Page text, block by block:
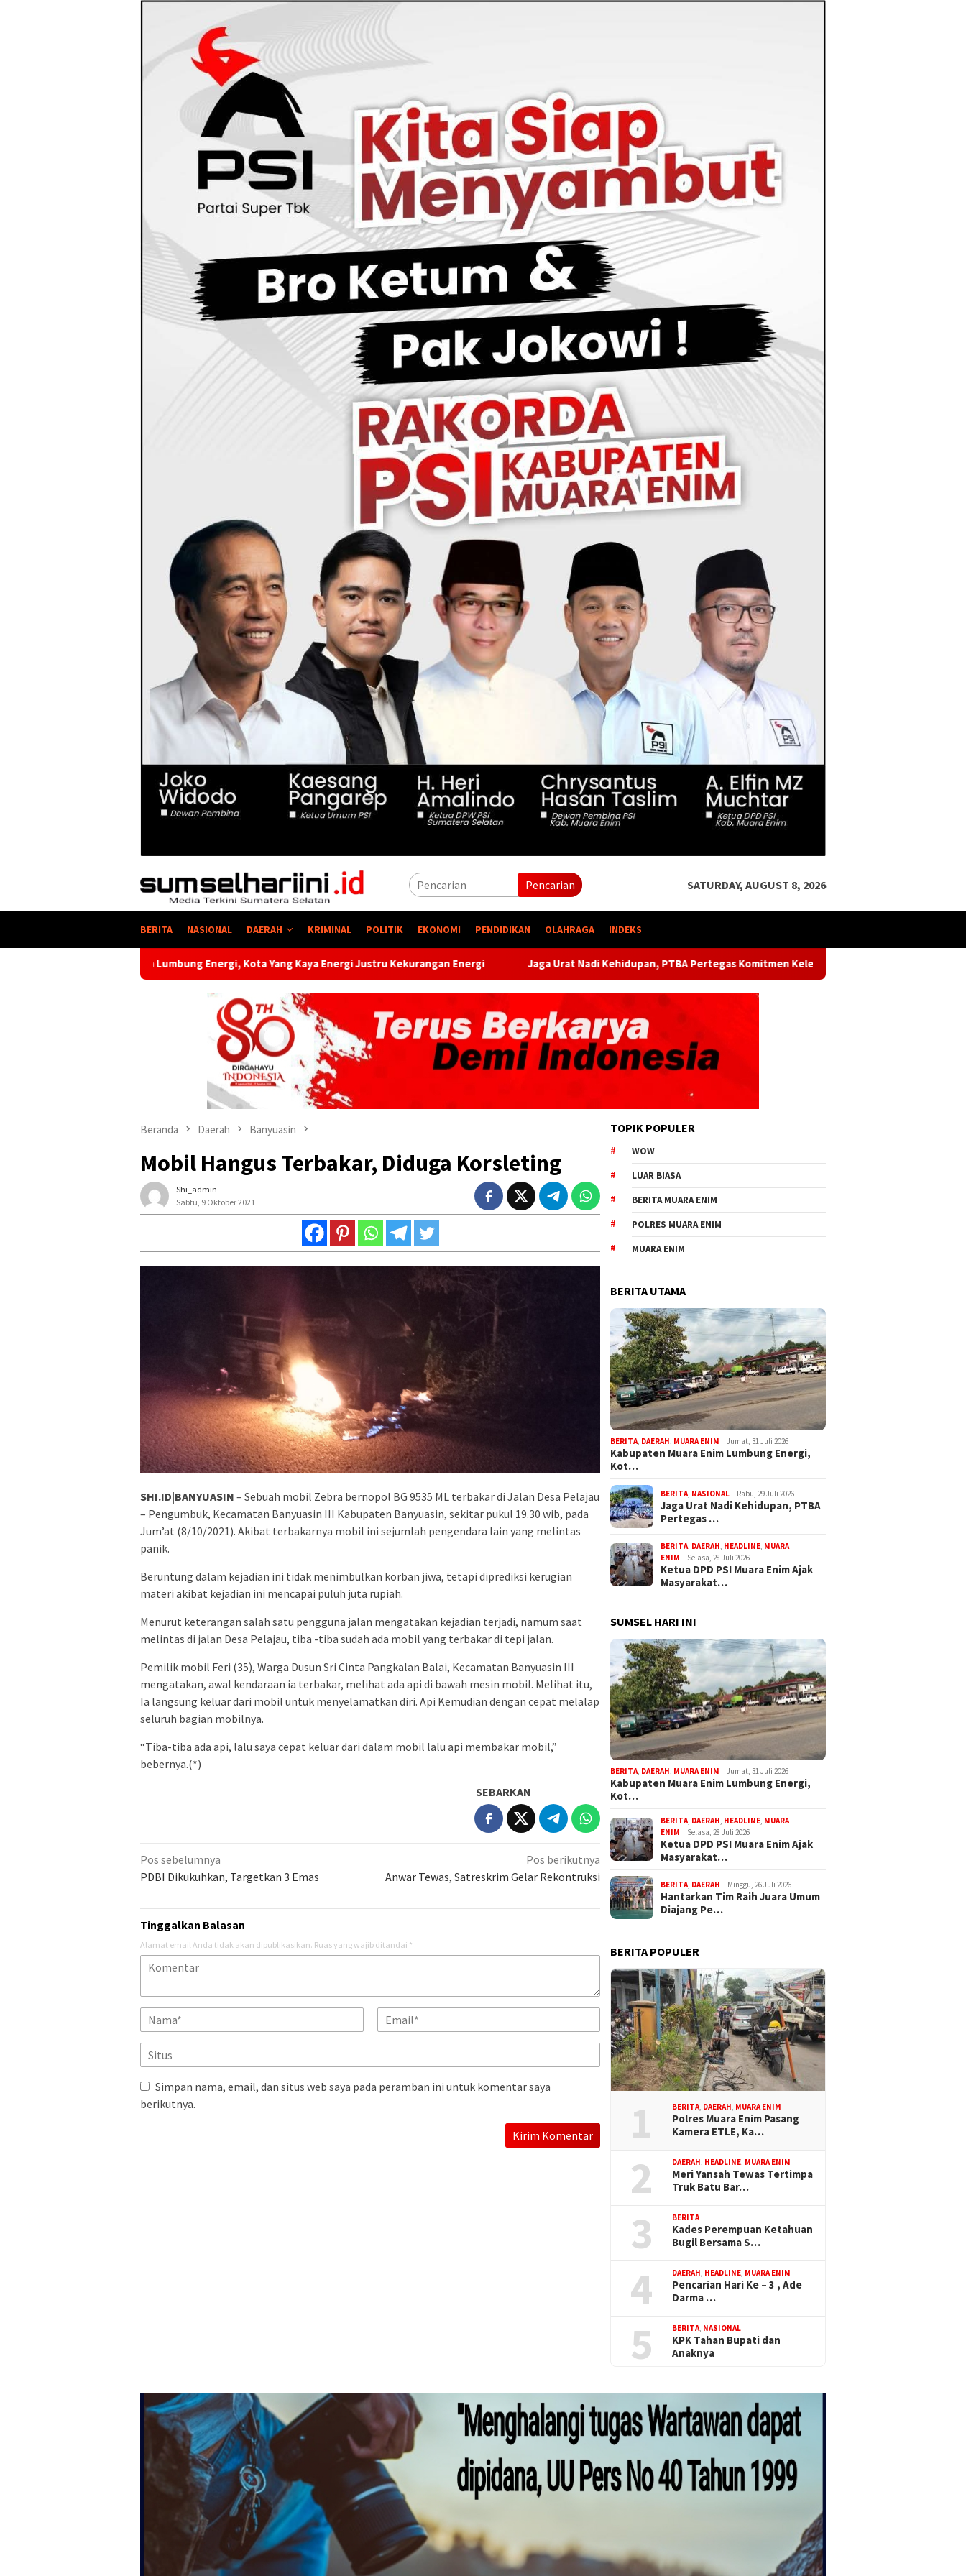
Pencarian SATURDAY, AUGUST 8, 2026
BERITA NASIONAL DAERAH KRIMINAL POLITIK EKONOMI PENDIDIKAN OLAHRAGA INDEKS
Enim Lumbung Energi, Kota Yang Kaya Energi Justru Kekurangan Energi Jaga Urat Nadi Kehidupan, PTBA Pertegas Komitmen Kelestarian Sungai dalam Konferensi Sungai Indonesia
Beranda Daerah Banyuasin
Mobil Hangus Terbakar, Diduga Korsleting
Shi_admin
Sabtu, 9 Oktober 2021
SHI.ID|BANYUASIN – Sebuah mobil Zebra bernopol BG 9535 ML terbakar di Jalan Desa Pelajau
– Pengumbuk, Kecamatan Banyuasin III Kabupaten Banyuasin, sekitar pukul 19.30 wib, pada
Jum’at (8/10/2021). Akibat terbakarnya mobil ini sejumlah pengendara lain yang melintas
panik.
Beruntung dalam kejadian ini tidak menimbulkan korban jiwa, tetapi diprediksi kerugian
materi akibat kejadian ini mencapai puluh juta rupiah.
Menurut keterangan salah satu pengguna jalan mengatakan kejadian terjadi, namum saat
melintas di jalan Desa Pelajau, tiba -tiba sudah ada mobil yang terbakar di tepi jalan.
Pemilik mobil Feri (35), Warga Dusun Sri Cinta Pangkalan Balai, Kecamatan Banyuasin III
mengatakan, awal kendaraan ia terbakar, melihat ada api di bawah mesin mobil. Melihat itu,
Ia langsung keluar dari mobil untuk menyelamatkan diri. Api Kemudian dengan cepat melalap
seluruh bagian mobilnya.
“Tiba-tiba ada api, lalu saya cepat keluar dari dalam mobil lalu api membakar mobil,”
bebernya.(*)
SEBARKAN
Navigasi
pos
Pos sebelumnya
PDBI Dikukuhkan, Targetkan 3 Emas
Pos berikutnya
Anwar Tewas, Satreskrim Gelar Rekontruksi
Tinggalkan Balasan
Alamat email Anda tidak akan dipublikasikan. Ruas yang wajib ditandai *
Simpan nama, email, dan situs web saya pada peramban ini untuk komentar saya
berikutnya.
TOPIK POPULER
WOW
LUAR BIASA
BERITA MUARA ENIM
POLRES MUARA ENIM
MUARA ENIM
BERITA UTAMA
BERITA DAERAH MUARA ENIM Jumat, 31 Juli 2026
Kabupaten Muara Enim Lumbung Energi,
Kot…
BERITA NASIONAL Rabu, 29 Juli 2026
Jaga Urat Nadi Kehidupan, PTBA
Pertegas …
BERITA DAERAH HEADLINE MUARA
ENIM
Selasa, 28 Juli 2026
Ketua DPD PSI Muara Enim Ajak
Masyarakat…
SUMSEL HARI INI
BERITA, DAERAH, MUARA ENIM Jumat, 31 Juli 2026
Kabupaten Muara Enim Lumbung Energi,
Kot…
BERITA, DAERAH, HEADLINE, MUARA
ENIM
Selasa, 28 Juli 2026
Ketua DPD PSI Muara Enim Ajak
Masyarakat…
BERITA, DAERAH Minggu, 26 Juli 2026
Hantarkan Tim Raih Juara Umum
Diajang Pe…
BERITA POPULER
1 BERITA, DAERAH, MUARA ENIM
Polres Muara Enim Pasang
Kamera ETLE, Ka…
2 DAERAH, HEADLINE, MUARA ENIM
Meri Yansah Tewas Tertimpa
Truk Batu Bar…
3 BERITA
Kades Perempuan Ketahuan
Bugil Bersama S…
4 DAERAH, HEADLINE, MUARA ENIM
Pencarian Hari Ke – 3 , Ade
Darma …
5 BERITA, NASIONAL
KPK Tahan Bupati dan
Anaknya